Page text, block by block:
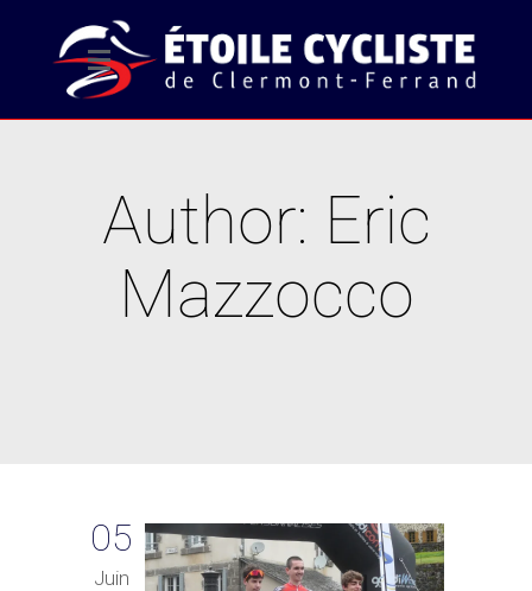
Author: Eric
Mazzocco
05
Juin